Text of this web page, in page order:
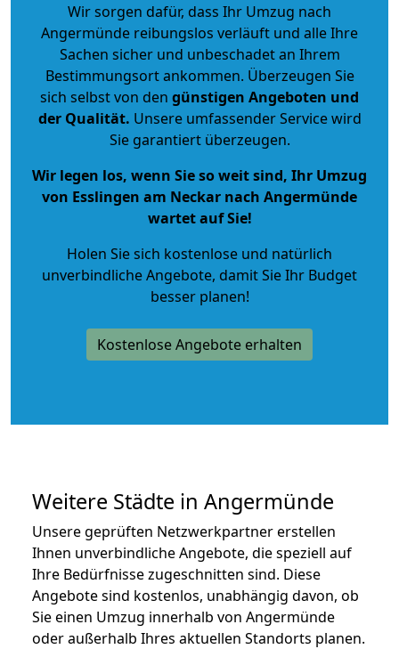
Wir sorgen dafür, dass Ihr Umzug nach
Angermünde reibungslos verläuft und alle Ihre
Sachen sicher und unbeschadet an Ihrem
Bestimmungsort ankommen. Überzeugen Sie
sich selbst von den günstigen Angeboten und
der Qualität. Unsere umfassender Service wird
Sie garantiert überzeugen.
Wir legen los, wenn Sie so weit sind, Ihr Umzug
von Esslingen am Neckar nach Angermünde
wartet auf Sie!
Holen Sie sich kostenlose und natürlich
unverbindliche Angebote, damit Sie Ihr Budget
besser planen!
Kostenlose Angebote erhalten
Weitere Städte in Angermünde
Unsere geprüften Netzwerkpartner erstellen
Ihnen unverbindliche Angebote, die speziell auf
Ihre Bedürfnisse zugeschnitten sind. Diese
Angebote sind kostenlos, unabhängig davon, ob
Sie einen Umzug innerhalb von Angermünde
oder außerhalb Ihres aktuellen Standorts planen.